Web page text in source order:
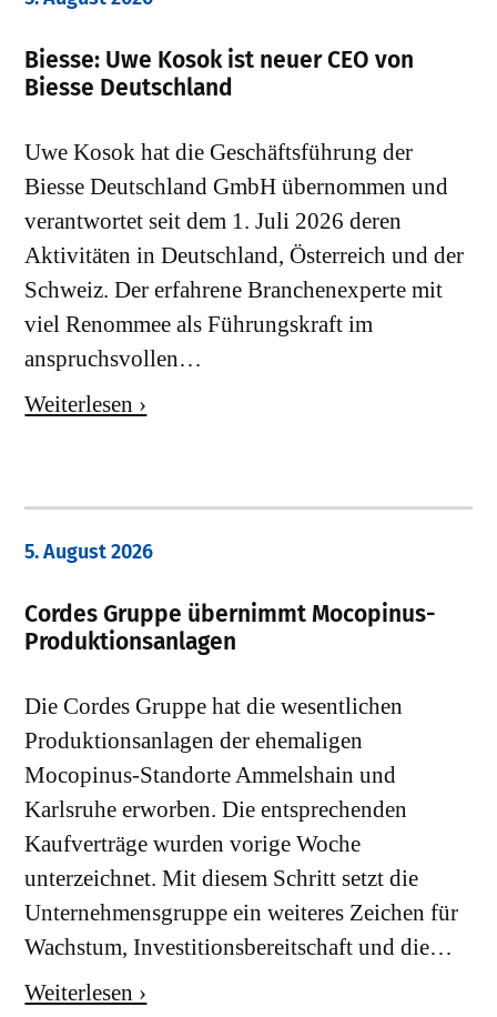
Biesse: Uwe Kosok ist neuer CEO von
Biesse Deutschland
Uwe Kosok hat die Geschäftsführung der
Biesse Deutschland GmbH übernommen und
verantwortet seit dem 1. Juli 2026 deren
Aktivitäten in Deutschland, Österreich und der
Schweiz. Der erfahrene Branchenexperte mit
viel Renommee als Führungskraft im
anspruchsvollen…
Weiterlesen ›
5. August 2026
Cordes Gruppe übernimmt Mocopinus-
Produktionsanlagen
Die Cordes Gruppe hat die wesentlichen
Produktionsanlagen der ehemaligen
Mocopinus-Standorte Ammelshain und
Karlsruhe erworben. Die entsprechenden
Kaufverträge wurden vorige Woche
unterzeichnet. Mit diesem Schritt setzt die
Unternehmensgruppe ein weiteres Zeichen für
Wachstum, Investitionsbereitschaft und die…
Weiterlesen ›